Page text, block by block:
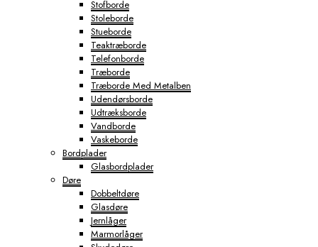
Stofborde
Stoleborde
Stueborde
Teaktræborde
Telefonborde
Træborde
Træborde Med Metalben
Udendørsborde
Udtræksborde
Vandborde
Vaskeborde
Bordplader
Glasbordplader
Døre
Dobbeltdøre
Glasdøre
Jernlåger
Marmorlåger